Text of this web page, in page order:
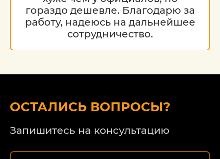
гораздо дешевле. Благодарю за
работу, надеюсь на дальнейшее
сотрудничество.
ОСТАЛИСЬ ВОПРОСЫ?
Запишитесь на консультацию